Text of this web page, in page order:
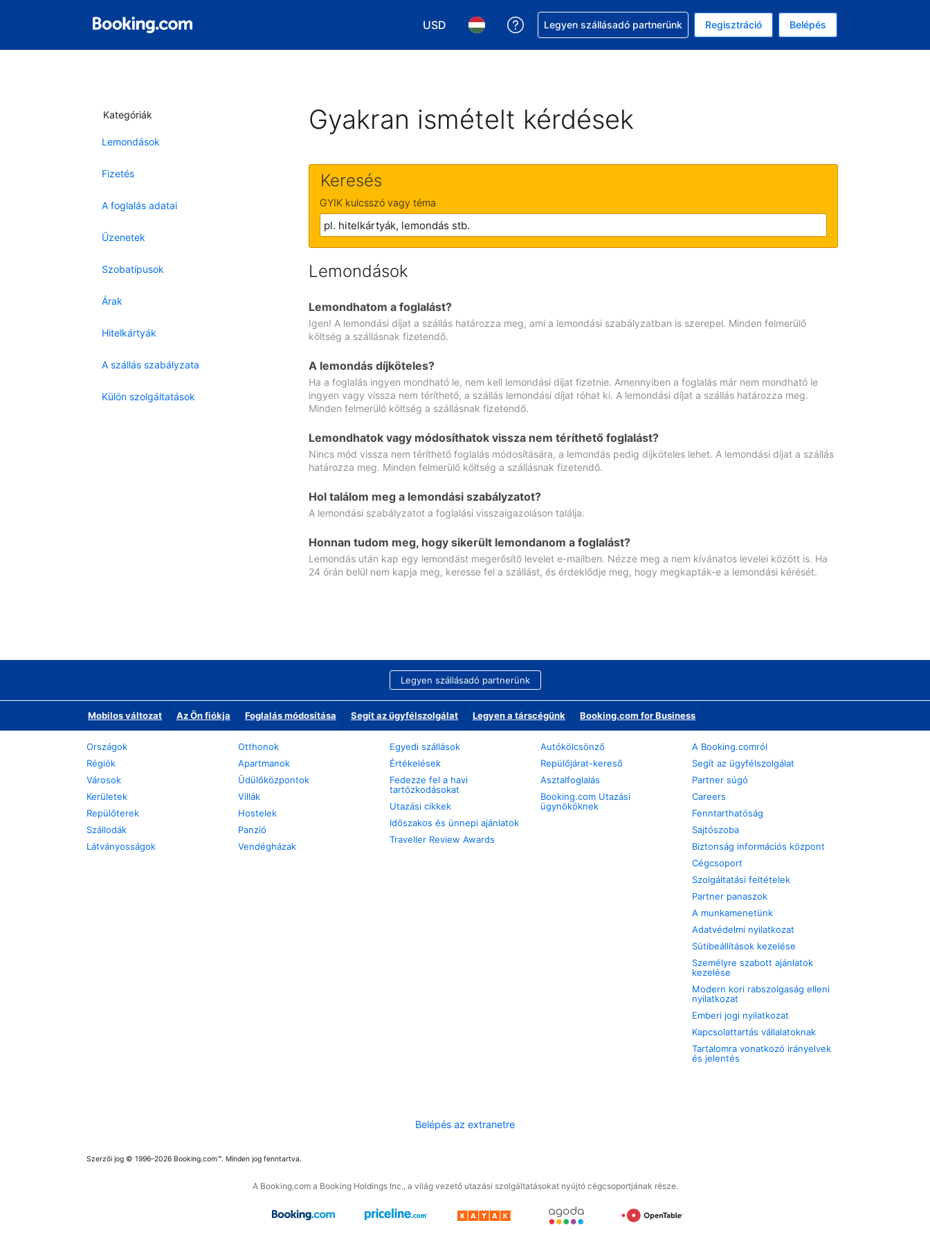
USD
Válasszon pénznemet. Jelenlegi kiválasztott pénznem: amerikai dollár
Válasszon nyelvet. Jelenleg kiválasztott nyelv: Magyar
Segítség a foglalással
Legyen szállásadó partnerünk Regisztráció Belépés
Kategóriák
Lemondások
Fizetés
A foglalás adatai
Üzenetek
Szobatípusok
Árak
Hitelkártyák
A szállás szabályzata
Külön szolgáltatások
Gyakran ismételt kérdések
Keresés
GYIK kulcsszó vagy téma
Lemondások
Lemondhatom a foglalást?
Igen! A lemondási díjat a szállás határozza meg, ami a lemondási szabályzatban is szerepel. Minden felmerülő
költség a szállásnak fizetendő.
A lemondás díjköteles?
Ha a foglalás ingyen mondható le, nem kell lemondási díjat fizetnie. Amennyiben a foglalás már nem mondható le
ingyen vagy vissza nem téríthető, a szállás lemondási díjat róhat ki. A lemondási díjat a szállás határozza meg.
Minden felmerülő költség a szállásnak fizetendő.
Lemondhatok vagy módosíthatok vissza nem téríthető foglalást?
Nincs mód vissza nem téríthető foglalás módosítására, a lemondás pedig díjköteles lehet. A lemondási díjat a szállás
határozza meg. Minden felmerülő költség a szállásnak fizetendő.
Hol találom meg a lemondási szabályzatot?
A lemondási szabályzatot a foglalási visszaigazoláson találja.
Honnan tudom meg, hogy sikerült lemondanom a foglalást?
Lemondás után kap egy lemondást megerősítő levelet e-mailben. Nézze meg a nem kívánatos levelei között is. Ha
24 órán belül nem kapja meg, keresse fel a szállást, és érdeklődje meg, hogy megkapták-e a lemondási kérését.
Legyen szállásadó partnerünk
Mobilos változat Az Ön fiókja Foglalás módosítása Segít az ügyfélszolgálat Legyen a társcégünk Booking.com for Business
Országok
Régiók
Városok
Kerületek
Repülőterek
Szállodák
Látványosságok
Otthonok
Apartmanok
Üdülőközpontok
Villák
Hostelek
Panzió
Vendégházak
Egyedi szállások
Értékelések
Fedezze fel a havi
tartózkodásokat
Utazási cikkek
Időszakos és ünnepi ajánlatok
Traveller Review Awards
Autókölcsönző
Repülőjárat-kereső
Asztalfoglalás
Booking.com Utazási
ügynököknek
A Booking.comról
Segít az ügyfélszolgálat
Partner súgó
Careers
Fenntarthatóság
Sajtószoba
Biztonság információs központ
Cégcsoport
Szolgáltatási feltételek
Partner panaszok
A munkamenetünk
Adatvédelmi nyilatkozat
Sütibeállítások kezelése
Személyre szabott ajánlatok
kezelése
Modern kori rabszolgaság elleni
nyilatkozat
Emberi jogi nyilatkozat
Kapcsolattartás vállalatoknak
Tartalomra vonatkozó irányelvek
és jelentés
Belépés az extranetre
Szerzői jog © 1996–2026 Booking.com™. Minden jog fenntartva.
A Booking.com a Booking Holdings Inc., a világ vezető utazási szolgáltatásokat nyújtó cégcsoportjának része.